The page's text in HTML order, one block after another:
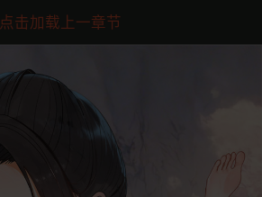
点击加载上一章节